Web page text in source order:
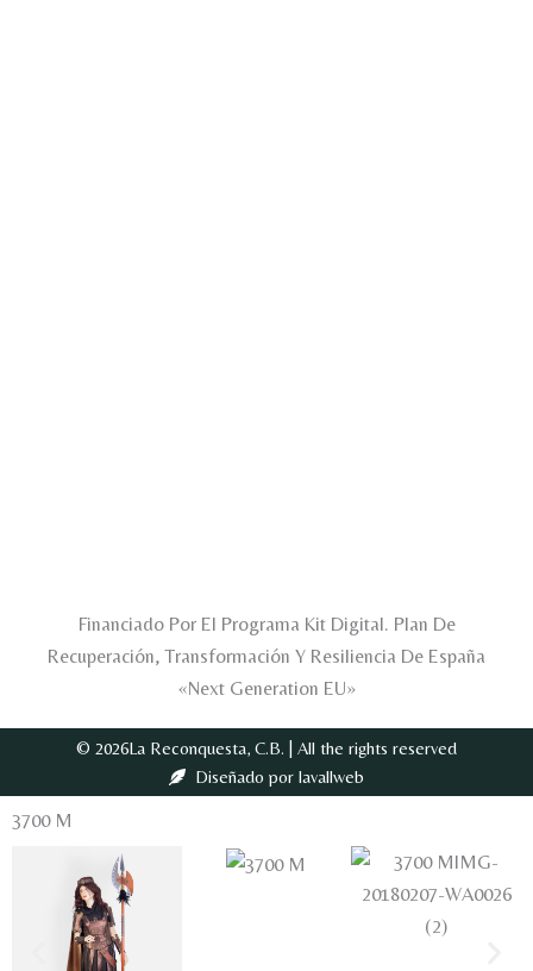
Financiado Por El Programa Kit Digital. Plan De
Recuperación, Transformación Y Resiliencia De España
«Next Generation EU»
© 2026La Reconquesta, C.B. | All the rights reserved
Diseñado por lavallweb
3700 M